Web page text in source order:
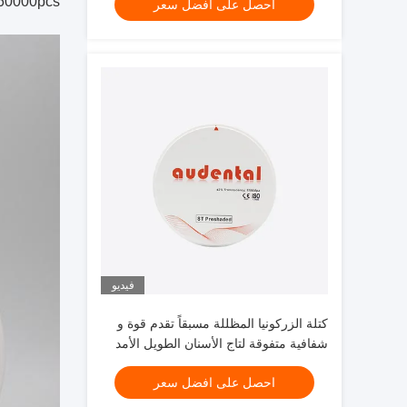
احصل على افضل سعر
فيديو
كتلة الزركونيا المظللة مسبقاً تقدم قوة و
شفافية متفوقة لتاج الأسنان الطويل الأمد
الجسور والقشرة
احصل على افضل سعر